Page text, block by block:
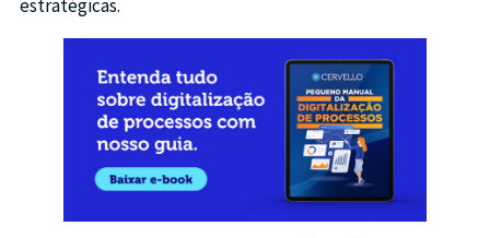
estratégicas.